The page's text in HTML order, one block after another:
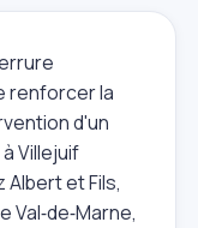
renforcer la
d'un
Villejuif
et Fils,